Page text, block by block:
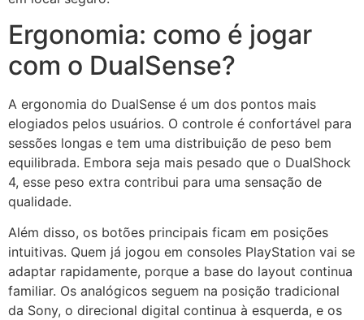
Ergonomia: como é jogar
com o DualSense?
A ergonomia do DualSense é um dos pontos mais
elogiados pelos usuários. O controle é confortável para
sessões longas e tem uma distribuição de peso bem
equilibrada. Embora seja mais pesado que o DualShock
4, esse peso extra contribui para uma sensação de
qualidade.
Além disso, os botões principais ficam em posições
intuitivas. Quem já jogou em consoles PlayStation vai se
adaptar rapidamente, porque a base do layout continua
familiar. Os analógicos seguem na posição tradicional
da Sony, o direcional digital continua à esquerda, e os